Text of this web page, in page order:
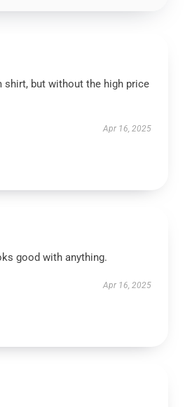
shirt, but without the high price
Apr 16, 2025
good with anything.
Apr 16, 2025